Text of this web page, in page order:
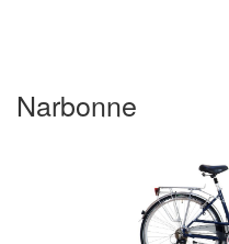
Narbonne